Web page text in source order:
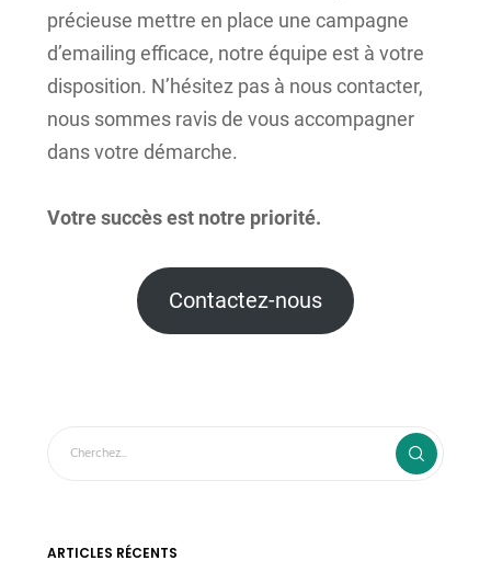
précieuse mettre en place une campagne
d’emailing efficace, notre équipe est à votre
disposition. N’hésitez pas à nous contacter,
nous sommes ravis de vous accompagner
dans votre démarche.
Votre succès est notre priorité.
Contactez-nous
ARTICLES RÉCENTS